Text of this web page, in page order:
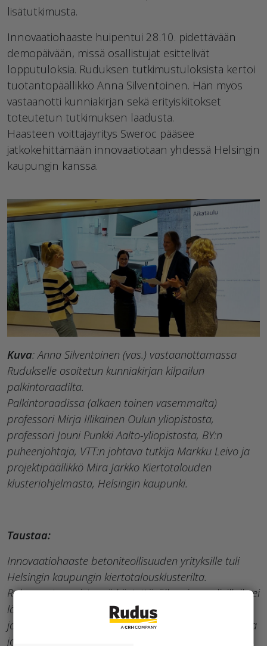
lisätutkimusta.
Innovaatiohaaste huipentui 28.10. pidettävään
demopäivään, missä osallistujat esittelivät
lopputuloksia. Ruduksen tutkimustuloksista kertoi
tuotantopäällikkö Anna Silventoinen. Hän myös
vastaanotti kunniakirjan sekä erityiskiitokset
toteutetun tutkimuksen laadusta.
Haasteen voittajayritys Sweroc pääsee
jatkokehittämään innovaatiotaan yhdessä Helsingin
kaupungin kanssa.
Kuva: Anna Silventoinen (vas.) vastaanottamassa
Rudukselle osoitetun kunniakirjan kilpailun
palkintoraadilta.
Palkintoraadissa (alkaen toinen vasemmalta)
professori Mirja Illikainen Oulun yliopistosta,
professori Jouni Punkki Aalto-yliopistosta, BY:n
puheenjohtaja, VTT:n johtava tutkija Markku Leivo ja
projektipäällikkö Mira Jarkko Kiertotalouden
klusteriohjelmasta, Helsingin kaupunki.
Taustaa:
Innovaatiohaaste betoniteollisuuden yrityksille tuli
Helsingin kaupungin kiertotalousklusterilta.
Rakennusten eristeenä käytettävälle mineraalivillalle ei
löydy vielä juurikaan uusiokäytön mahdollisuuksia,
joten sitä päätyy kaatopaikoille pelkästään Suomessa
jopa 20 000 tonnia vuodessa.